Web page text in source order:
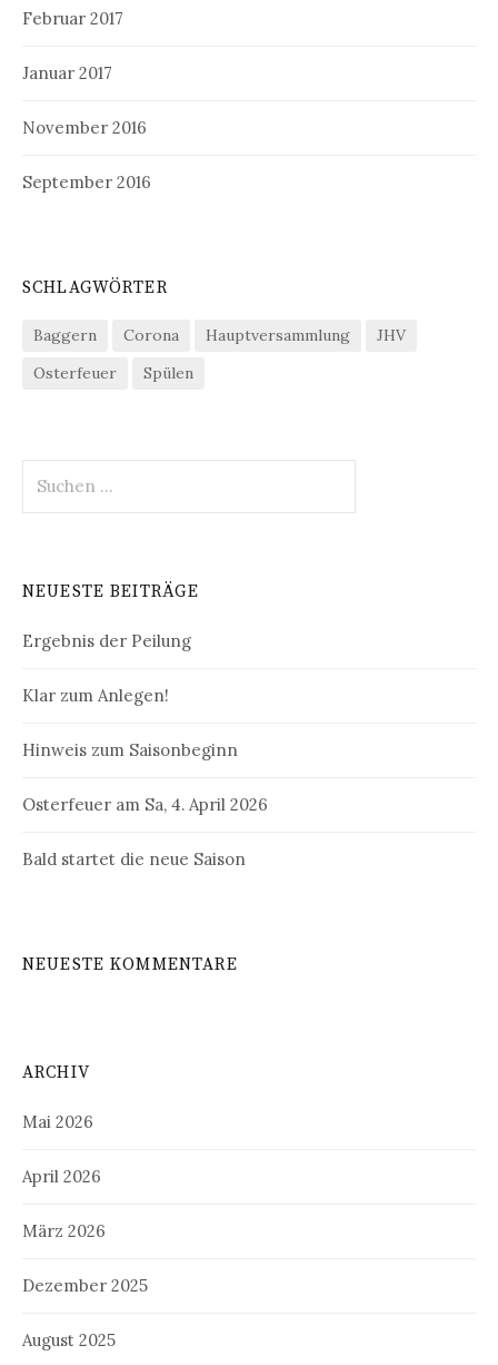
Februar 2017
Januar 2017
November 2016
September 2016
SCHLAGWÖRTER
Baggern Corona Hauptversammlung
JHV
Osterfeuer
Spülen
nach:
NEUESTE BEITRÄGE
Ergebnis der Peilung
Klar zum Anlegen!
Hinweis zum Saisonbeginn
Osterfeuer am Sa, 4. April 2026
Bald startet die neue Saison
NEUESTE KOMMENTARE
ARCHIV
Mai 2026
April 2026
März 2026
Dezember 2025
August 2025